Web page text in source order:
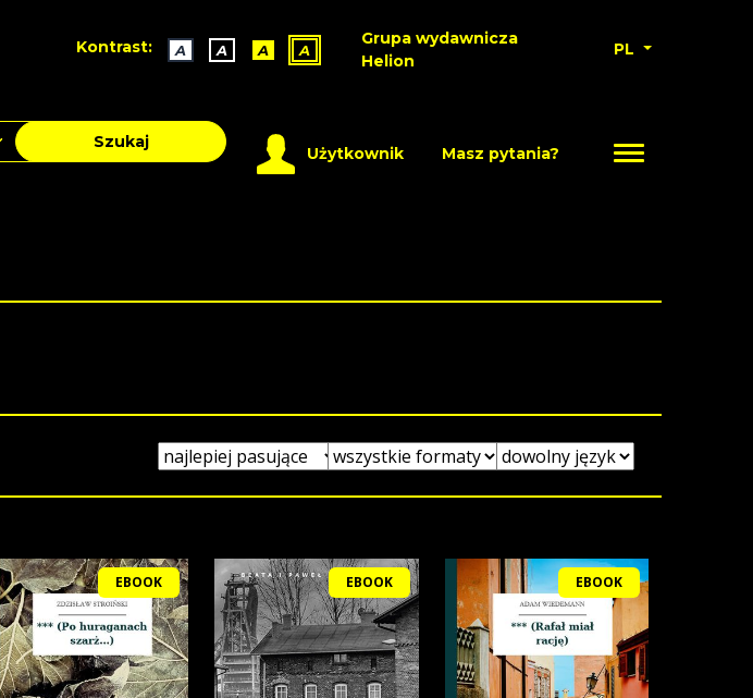
Kontrast: A A A A
Grupa wydawnicza
Helion
PL
Szukaj
Użytkownik Masz pytania?
EBOOK EBOOK EBOOK